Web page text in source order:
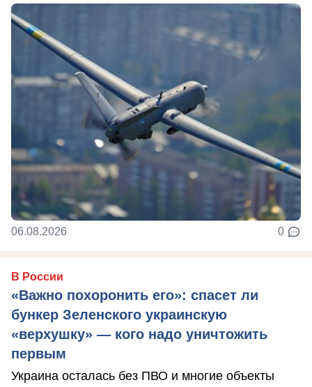
06.08.2026 0
В России
«Важно похоронить его»: спасет ли
бункер Зеленского украинскую
«верхушку» — кого надо уничтожить
первым
Украина осталась без ПВО и многие объекты